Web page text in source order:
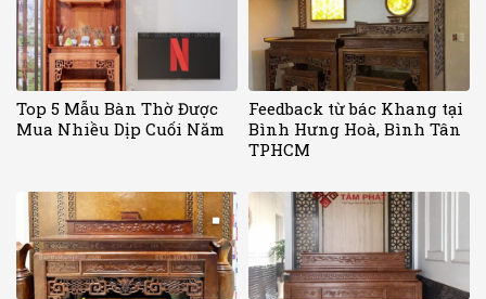
Top 5 Mẫu Bàn Thờ Được
Mua Nhiều Dịp Cuối Năm
Feedback từ bác Khang tại
Bình Hưng Hoà, Bình Tân
TPHCM